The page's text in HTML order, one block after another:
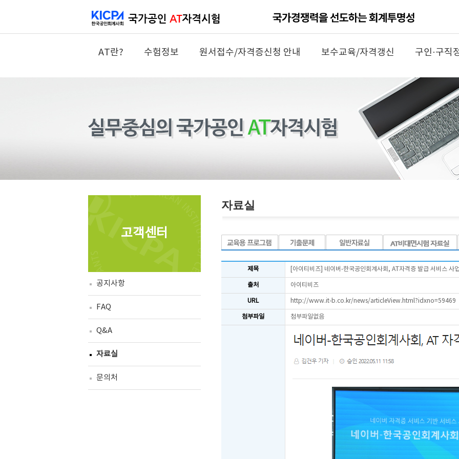
AT란? 수험정보 원서접수/자격증신청 안내 보수교육/자격갱신 구인·구직
고객센터
공지사항
FAQ
Q&A
자료실
문의처
자료실
제목 [아이티비즈] 네이버-한국공인회계사회, AT자격증 발급 서비스 사
출처 아이티비즈
URL http://www.it-b.co.kr/news/articleView.html?idxno=59469
첨부파일 첨부파일없음